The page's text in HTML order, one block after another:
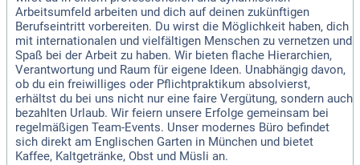
Arbeitsumfeld arbeiten und dich auf deinen zukünftigen
Berufseintritt vorbereiten. Du wirst die Möglichkeit haben, dich
mit internationalen und vielfältigen Menschen zu vernetzen und
Spaß bei der Arbeit zu haben. Wir bieten flache Hierarchien,
Verantwortung und Raum für eigene Ideen. Unabhängig davon,
ob du ein freiwilliges oder Pflichtpraktikum absolvierst,
erhältst du bei uns nicht nur eine faire Vergütung, sondern auch
bezahlten Urlaub. Wir feiern unsere Erfolge gemeinsam bei
regelmäßigen Team-Events. Unser modernes Büro befindet
sich direkt am Englischen Garten in München und bietet
Kaffee, Kaltgetränke, Obst und Müsli an.